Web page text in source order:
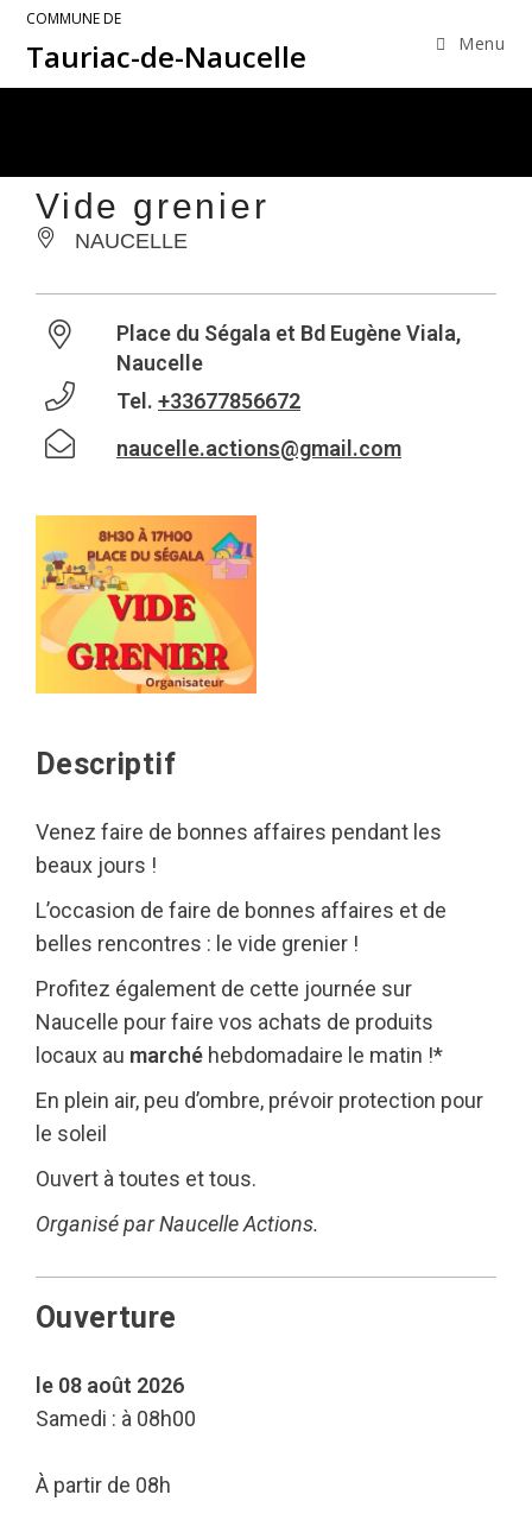
COMMUNE DE
Tauriac-de-Naucelle Menu
Vide grenier
NAUCELLE
Place du Ségala et Bd Eugène Viala,
Naucelle
Tel. +33677856672
naucelle.actions@gmail.com
Descriptif
Venez faire de bonnes affaires pendant les
beaux jours !
L’occasion de faire de bonnes affaires et de
belles rencontres : le vide grenier !
Profitez également de cette journée sur
Naucelle pour faire vos achats de produits
locaux au marché hebdomadaire le matin !*
En plein air, peu d’ombre, prévoir protection pour
le soleil
Ouvert à toutes et tous.
Organisé par Naucelle Actions.
Ouverture
le 08 août 2026
Samedi : à 08h00
À partir de 08h